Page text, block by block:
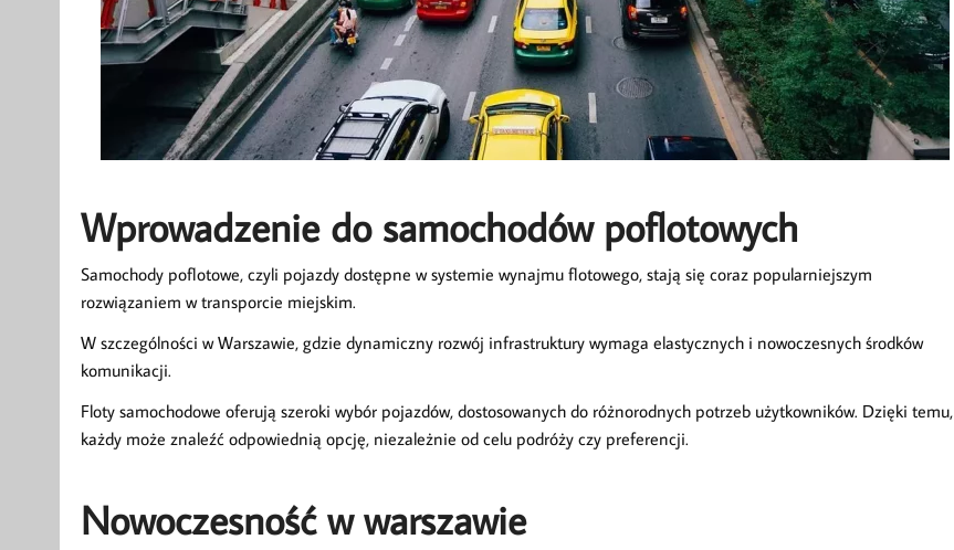
Wprowadzenie do samochodów poflotowych
Samochody poflotowe, czyli pojazdy dostępne w systemie wynajmu flotowego, stają się coraz popularniejszym
rozwiązaniem w transporcie miejskim.
W szczególności w Warszawie, gdzie dynamiczny rozwój infrastruktury wymaga elastycznych i nowoczesnych środków
komunikacji.
Floty samochodowe oferują szeroki wybór pojazdów, dostosowanych do różnorodnych potrzeb użytkowników. Dzięki temu,
każdy może znaleźć odpowiednią opcję, niezależnie od celu podróży czy preferencji.
Nowoczesność w warszawie